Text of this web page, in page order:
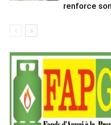
renforce